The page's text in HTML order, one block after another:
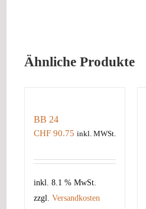
Ähnliche Produkte
BB 24
CHF90.75 inkl. MWSt.
inkl. 8.1 % MwSt.
zzgl. Versandkosten